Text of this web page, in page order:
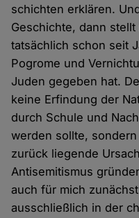
schichten erklären.
Geschichte, dann
tatsächlich schon seit
Pogrome und
Juden gegeben hat.
keine Erfindung der
durch Schule und
werden sollte,
zurück liegende
Antisemitismus
auch für mich
ausschließlich in der